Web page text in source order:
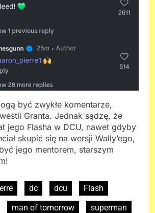
być zwykłe komentarze,
Granta. Jednak sądzę, że
jego Flasha w DCU, nawet gdyby
skupić się na wersji Wally’ego,
jego mentorem, starszym
dc dcu
Flash
man of tomorrow
superman